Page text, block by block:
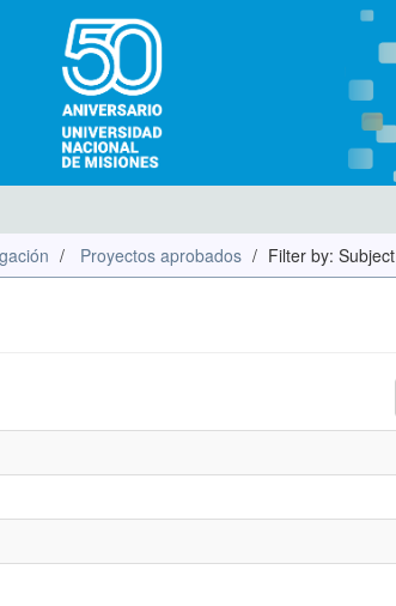
Proyectos aprobados Filter by: Subject